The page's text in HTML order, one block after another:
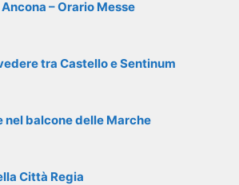
– Orario Messe
tra Castello e Sentinum
nel balcone delle Marche
Città Regia